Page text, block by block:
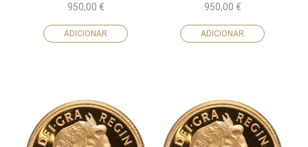
950,00 €
ADICIONAR
950,00 €
ADICIONAR